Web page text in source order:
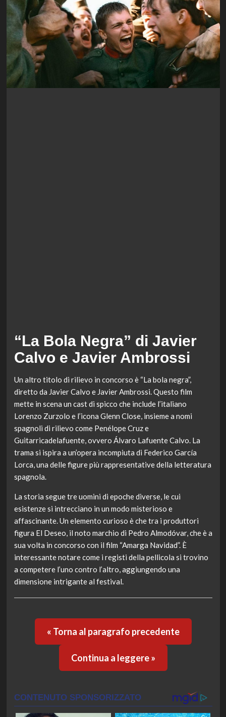
“La Bola Negra” di Javier
Calvo e Javier Ambrossi
Un altro titolo di rilievo in concorso è “La bola negra”,
diretto da Javier Calvo e Javier Ambrossi. Questo film
mette in scena un cast di spicco che include l’italiano
Lorenzo Zurzolo e l’icona Glenn Close, insieme a nomi
spagnoli di rilievo come Penélope Cruz e
Guitarricadelafuente, ovvero Álvaro Lafuente Calvo. La
trama si ispira a un’opera incompiuta di Federico García
Lorca, una delle figure più rappresentative della letteratura
spagnola.
La storia segue tre uomini di epoche diverse, le cui
esistenze si intrecciano in un modo misterioso e
affascinante. Un elemento curioso è che tra i produttori
figura El Deseo, il noto marchio di Pedro Almodóvar, che è a
sua volta in concorso con il film “Amarga Navidad”. È
interessante notare come i registi della pellicola si trovino
a competere l’uno contro l’altro, aggiungendo una
dimensione intrigante al festival.
« Torna al paragrafo precedente
Continua a leggere »